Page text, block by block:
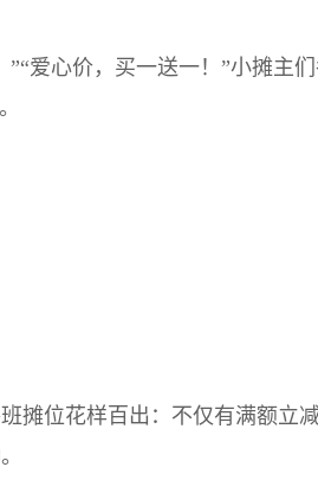
”“爱心价，买一送一！”小摊主
摊位花样百出：不仅有满额立